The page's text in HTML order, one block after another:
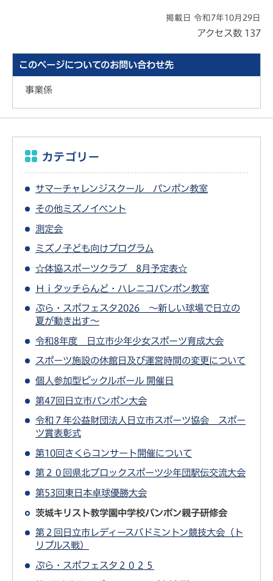
掲載日 令和7年10月29日
アクセス数 137
このページについてのお問い合わせ先
事業係
カテゴリー
サマーチャレンジスクール パンポン教室
その他ミズノイベント
測定会
ミズノ子ども向けプログラム
☆体協スポーツクラブ 8月予定表☆
Ｈｉタッチらんど・ハレニコパンポン教室
ぷら・スポフェスタ2026 ～新しい球場で日立の
夏が動き出す～
令和8年度 日立市少年少女スポーツ育成大会
スポーツ施設の休館日及び運営時間の変更について
個人参加型ピックルボール 開催日
第47回日立市パンポン大会
令和７年公益財団法人日立市スポーツ協会 スポー
ツ賞表彰式
第10回さくらコンサート開催について
第２０回県北ブロックスポーツ少年団駅伝交流大会
第53回東日本卓球優勝大会
茨城キリスト教学園中学校パンポン親子研修会
第２回日立市レディースバドミントン競技大会（ト
リプルス戦）
ぷら・スポフェスタ２０２５